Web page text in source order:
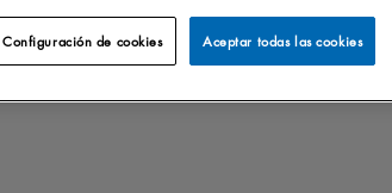
Aceptar todas las cookies
Configuración de cookies